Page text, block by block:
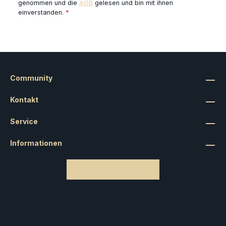
genommen und die AGB gelesen und bin mit ihnen
einverstanden. *
Kontakt
Service
Informationen
Community